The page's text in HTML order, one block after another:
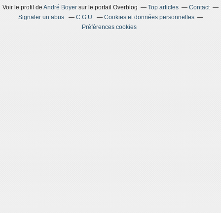
Voir le profil de André Boyer sur le portail Overblog Top articles
Contact
Signaler un abus
C.G.U.
Cookies et données personnelles
Préférences cookies